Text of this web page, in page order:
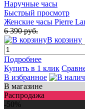
Быстрый просмотр
Женские часы Pierre
6 390 руб.
В корзину
Подробнее
Купить в 1 клик
В избранное
В магазине
Распродажа
-50%